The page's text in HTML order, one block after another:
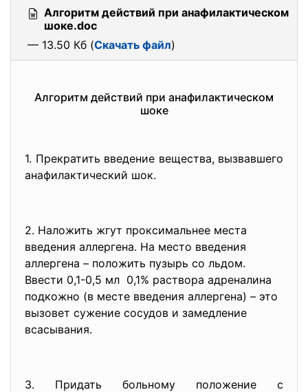
Алгоритм действий при анафилактическом
шоке.doc
— 13.50 Кб (Скачать файл)
Алгоритм действий при анафилактическом
шоке
1. Прекратить введение вещества, вызвавшего
анафилактический шок.
2. Наложить жгут проксимальнее места
введения аллергена. На место введения
аллергена – положить пузырь со льдом.
Ввести 0,1-0,5 мл 0,1% раствора адреналина
подкожно (в месте введения аллергена) – это
вызовет сужение сосудов и замедление
всасывания.
3. Придать больному положение с